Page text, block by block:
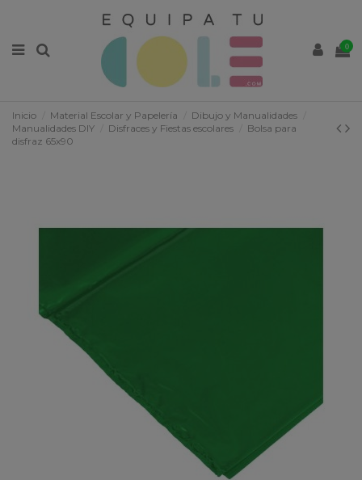
0
Inicio Material Escolar y Papelería
Dibujo y Manualidades
Manualidades DIY
Disfraces y Fiestas escolares
Bolsa para
disfraz 65x90